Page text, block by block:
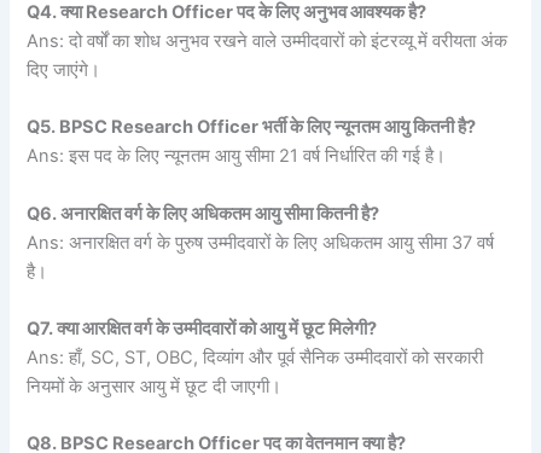
Q4. क्या Research Officer पद के लिए अनुभव आवश्यक है?
Ans: दो वर्षों का शोध अनुभव रखने वाले उम्मीदवारों को इंटरव्यू में वरीयता अंक
दिए जाएंगे।
Q5. BPSC Research Officer भर्ती के लिए न्यूनतम आयु कितनी है?
Ans: इस पद के लिए न्यूनतम आयु सीमा 21 वर्ष निर्धारित की गई है।
Q6. अनारक्षित वर्ग के लिए अधिकतम आयु सीमा कितनी है?
Ans: अनारक्षित वर्ग के पुरुष उम्मीदवारों के लिए अधिकतम आयु सीमा 37 वर्ष
है।
Q7. क्या आरक्षित वर्ग के उम्मीदवारों को आयु में छूट मिलेगी?
Ans: हाँ, SC, ST, OBC, दिव्यांग और पूर्व सैनिक उम्मीदवारों को सरकारी
नियमों के अनुसार आयु में छूट दी जाएगी।
Q8. BPSC Research Officer पद का वेतनमान क्या है?